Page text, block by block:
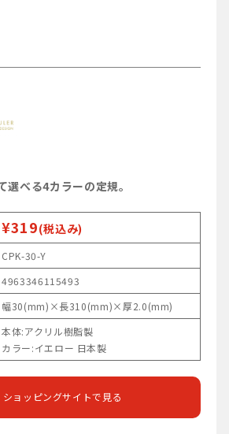
選べる4カラーの定規。
¥319(税込み)
CPK-30-Y
4963346115493
幅30(mm)×長310(mm)×厚2.0(mm)
本体:アクリル樹脂製
カラー:イエロー 日本製
ショッピングサイトで見る